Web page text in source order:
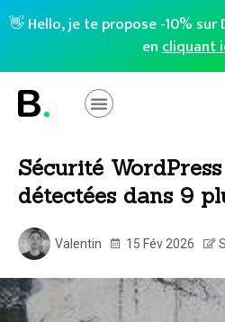
👋 Hello, je te propose -10% sur
encliquant
Sécurité
détectées dans 9
Valentin 15 Fév 2026